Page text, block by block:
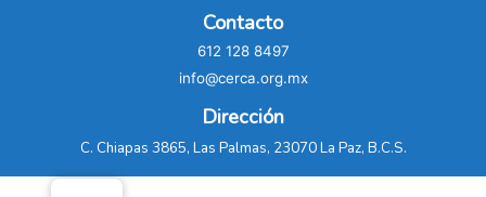
Contacto
612 128 8497
info@cerca.org.mx
Dirección
C. Chiapas 3865, Las Palmas, 23070 La Paz, B.C.S.